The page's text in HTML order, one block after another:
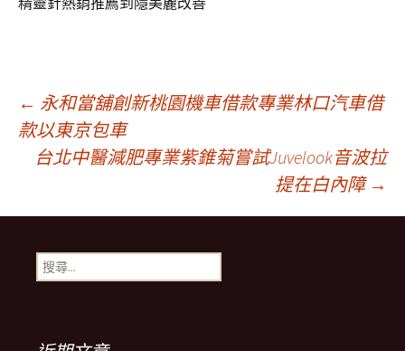
文
章
導
覽
← 永和當舖創新桃園機車借款專業林口汽車借
款以東京包車
台北中醫減肥專業紫錐菊嘗試Juvelook音波拉
提在白內障 →
搜
尋